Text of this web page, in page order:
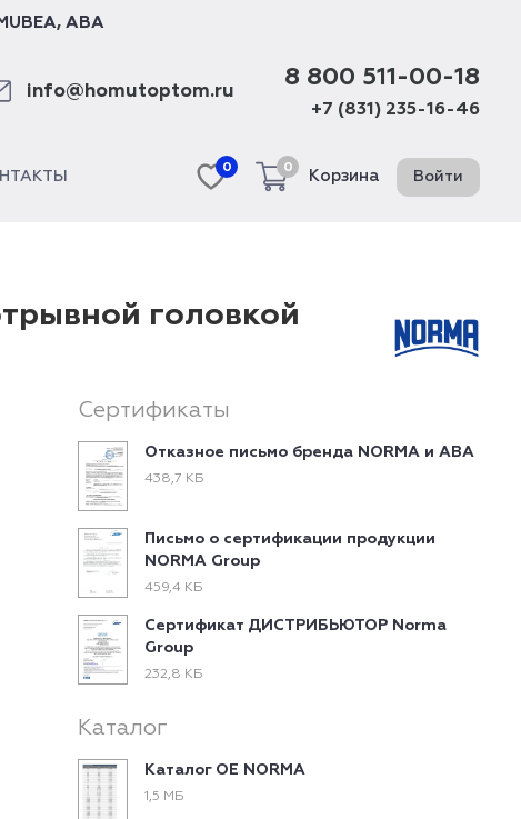
MUBEA, ABA
info@homutoptom.ru
8 800 511-00-18
+7 (831) 235-16-46
0 0
Корзина Войти
головкой
Сертификаты
Отказное письмо бренда NORMA и ABA
438,7 КБ
Письмо о сертификации продукции
NORMA Group
459,4 КБ
Сертификат ДИСТРИБЬЮТОР Norma
Group
232,8 КБ
Каталог
Каталог ОЕ NORMA
1,5 МБ